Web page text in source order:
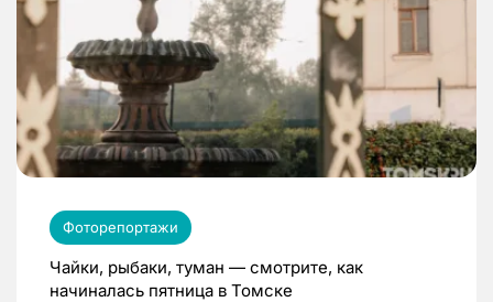
Фоторепортажи
Чайки, рыбаки, туман — смотрите, как
начиналась пятница в Томске